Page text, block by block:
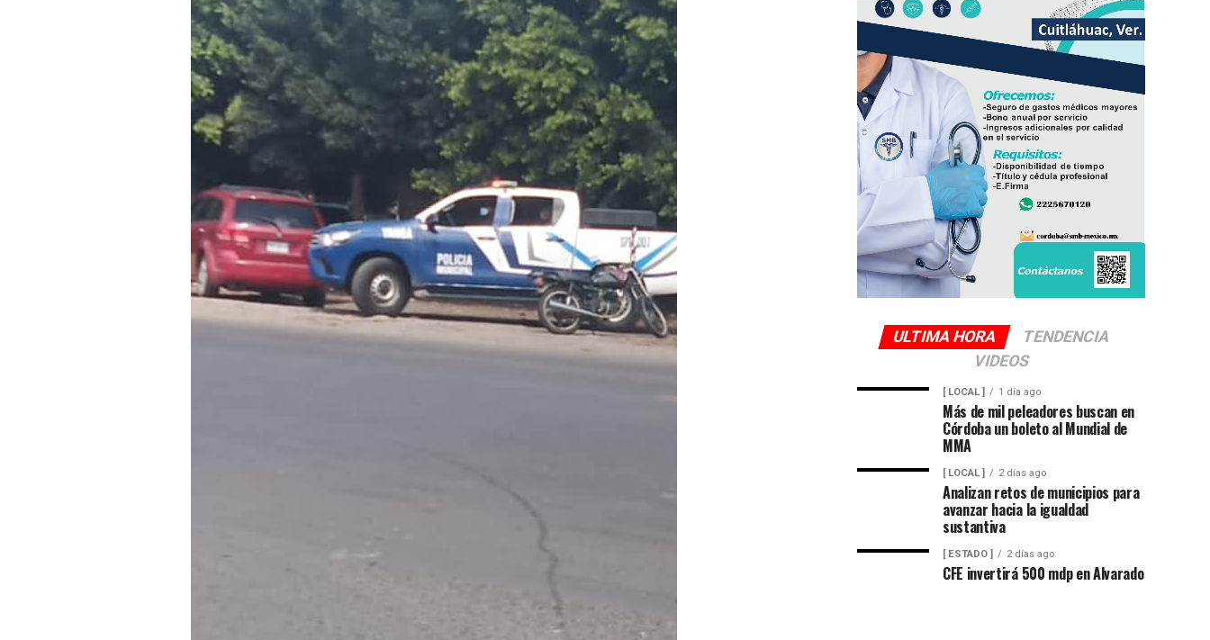
ULTIMA HORA
TENDENCIA
VIDEOS
[ LOCAL ] 1 día ago
Más de mil peleadores buscan en
Córdoba un boleto al Mundial de
MMA
[ LOCAL ] 2 días ago
Analizan retos de municipios para
avanzar hacia la igualdad
sustantiva
[ ESTADO ] 2 días ago
CFE invertirá 500 mdp en Alvarado